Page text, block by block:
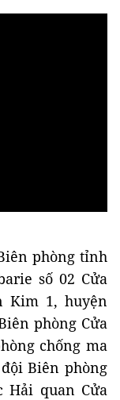
phòng tỉnh
số 02 Cửa
Kim 1, huyện
phòng Cửa
chống ma
Biên phòng
Hải quan Cửa